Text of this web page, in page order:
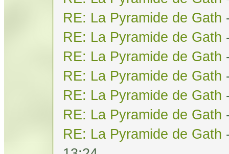
RE: La Pyramide de Gath
RE: La Pyramide de Gath
RE: La Pyramide de Gath
RE: La Pyramide de Gath
RE: La Pyramide de Gath
RE: La Pyramide de Gath
RE: La Pyramide de Gath